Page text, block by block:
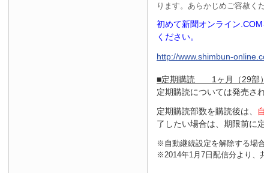
ります。あらかじめご容赦く
初めて新聞オンライン
ください。
http://www.shimbun-
■定期購読 1ヶ月（29部）
定期購読については発売さ
定期購読部数を購読後は、
了したい場合は、期限前に
※自動継続設定を解除する場
※2014年1月7日配信分より、